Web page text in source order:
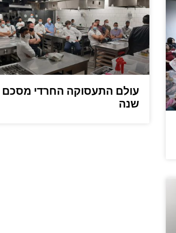
עולם התעסוקה החרדי מסכם
שנה